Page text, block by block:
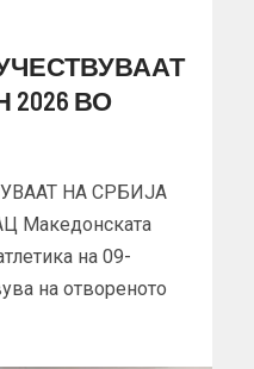
ВО
НА СРБИЈА
Македонската
на 09-
на отвореното